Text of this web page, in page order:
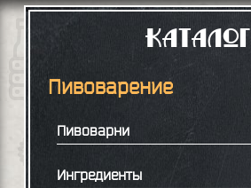
Каталог
Пивоварение
Пивоварни
Ингредиенты